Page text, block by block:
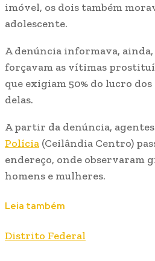
imóvel, os dois também
adolescente.
A denúncia informava, ainda,
forçavam as vítimas
que exigiam 50% do lucro
delas.
A partir da denúncia,
Polícia (Ceilândia Centro)
endereço, onde observaram
homens e mulheres.
Leia também
Distrito Federal